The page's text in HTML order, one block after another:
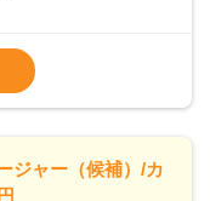
きますので、無理の
にマネージャーへの
21万4000～27万
、決定します。
手当あり
26万7500円
ジャー（候補）/カ